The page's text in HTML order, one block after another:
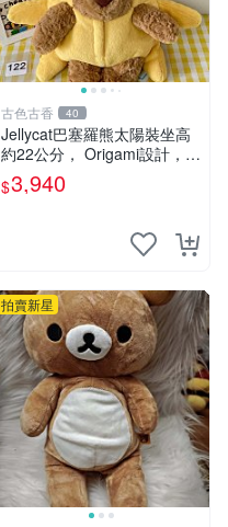
古色古香 40
Jellycat巴塞羅熊太陽裝坐高
約22公分， Origami設計，來
自越南。嚴選 Recommendat
ion！巴塞羅、 Origami熊、J
$3,940
拍賣新星